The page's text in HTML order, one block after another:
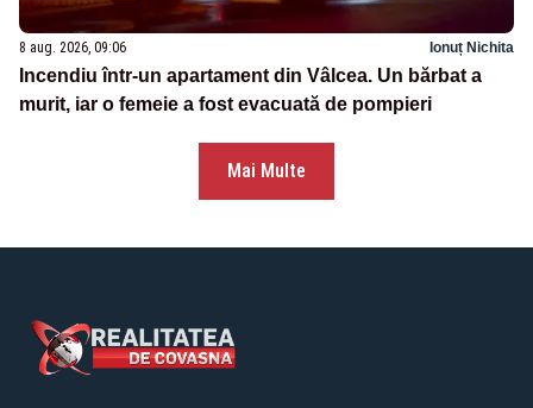
8 aug. 2026, 09:06 Ionuț Nichita
Incendiu într-un apartament din Vâlcea. Un bărbat a
murit, iar o femeie a fost evacuată de pompieri
Mai Multe